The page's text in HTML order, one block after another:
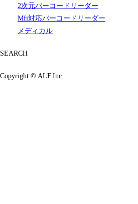
2次元バーコードリーダー
Mfi対応バーコードリーダー
メディカル
SEARCH
Copyright © ALF.Inc